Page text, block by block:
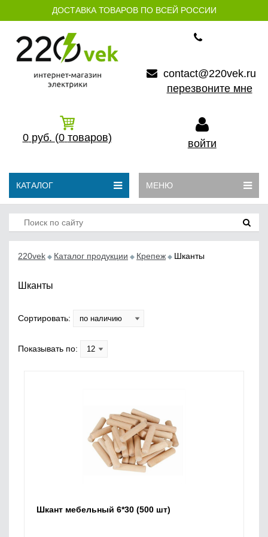
ДОСТАВКА ТОВАРОВ ПО ВСЕЙ РОССИИ
contact@220vek.ru
перезвоните мне
0 руб. (0 товаров) войти
КАТАЛОГ МЕНЮ
220vek Каталог продукции Крепеж Шканты
Шканты
Сортировать:
Показывать по:
Шкант мебельный 6*30 (500 шт)